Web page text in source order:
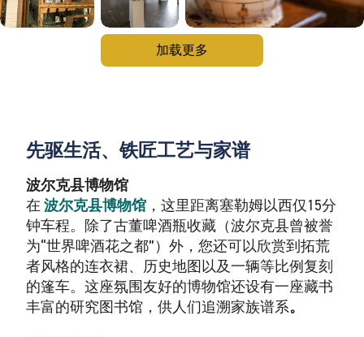
加载更多
先驱生活、铁匠工艺与家谱
波尔克县博物馆
在波尔克县博物馆 ，这里距离塞勒姆以西仅15分
钟车程。除了古董啤酒瓶收藏（波尔克县曾被誉
为“世界啤酒花之都”）外，您还可以欣赏到拓荒
者风格的连衣裙、历史地图以及一辆等比例复刻
的篷车。这座氛围友好的博物馆还设有一座藏书
丰富的研究图书馆，供人们追溯家族谱系。